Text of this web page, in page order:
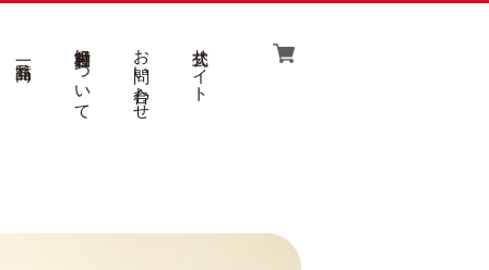
吉村製麺について お問い合わせ 公式サイト